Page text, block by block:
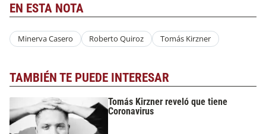
EN ESTA NOTA
Minerva Casero Roberto Quiroz Tomás Kirzner
TAMBIÉN TE PUEDE INTERESAR
Tomás Kirzner reveló que tiene
Coronavirus